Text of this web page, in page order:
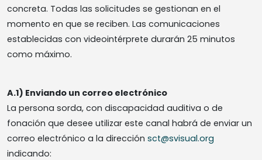
concreta. Todas las solicitudes se gestionan en el
momento en que se reciben. Las comunicaciones
establecidas con videointérprete durarán 25 minutos
como máximo.
A.1) Enviando un correo electrónico
La persona sorda, con discapacidad auditiva o de
fonación que desee utilizar este canal habrá de enviar un
correo electrónico a la dirección sct@svisual.org
indicando: